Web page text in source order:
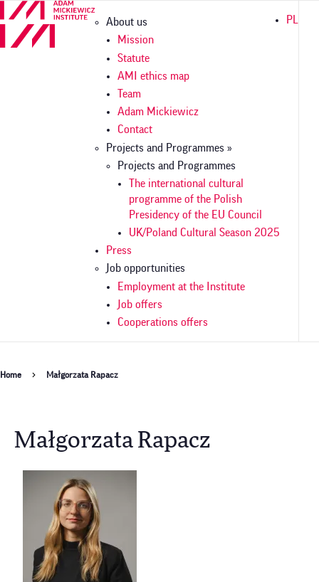
Skip
main
Główna
nawigacja
About us
Mission
Statute
AMI ethics map
Team
Adam Mickiewicz
Contact
Projects and Programmes »
Projects and Programmes
The international cultural
programme of the Polish
Presidency of the EU Council
UK/Poland Cultural Season 2025
Press
Job opportunities
Employment at the Institute
Job offers
Cooperations offers
PL
Breadcrumb
Home Małgorzata Rapacz
Małgorzata Rapacz